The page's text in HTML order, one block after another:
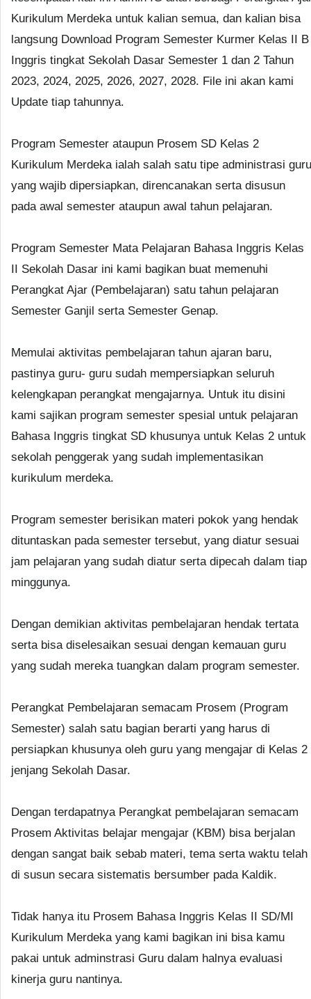
Kurikulum Merdeka untuk kalian semua, dan kalian bisa
langsung Download Program Semester Kurmer Kelas II B
Inggris tingkat Sekolah Dasar Semester 1 dan 2 Tahun
2023, 2024, 2025, 2026, 2027, 2028. File ini akan kami
Update tiap tahunnya.
Program Semester ataupun Prosem SD Kelas 2
Kurikulum Merdeka ialah salah satu tipe administrasi guru
yang wajib dipersiapkan, direncanakan serta disusun
pada awal semester ataupun awal tahun pelajaran.
Program Semester Mata Pelajaran Bahasa Inggris Kelas
II Sekolah Dasar ini kami bagikan buat memenuhi
Perangkat Ajar (Pembelajaran) satu tahun pelajaran
Semester Ganjil serta Semester Genap.
Memulai aktivitas pembelajaran tahun ajaran baru,
pastinya guru- guru sudah mempersiapkan seluruh
kelengkapan perangkat mengajarnya. Untuk itu disini
kami sajikan program semester spesial untuk pelajaran
Bahasa Inggris tingkat SD khusunya untuk Kelas 2 untuk
sekolah penggerak yang sudah implementasikan
kurikulum merdeka.
Program semester berisikan materi pokok yang hendak
dituntaskan pada semester tersebut, yang diatur sesuai
jam pelajaran yang sudah diatur serta dipecah dalam tiap
minggunya.
Dengan demikian aktivitas pembelajaran hendak tertata
serta bisa diselesaikan sesuai dengan kemauan guru
yang sudah mereka tuangkan dalam program semester.
Perangkat Pembelajaran semacam Prosem (Program
Semester) salah satu bagian berarti yang harus di
persiapkan khusunya oleh guru yang mengajar di Kelas 2
jenjang Sekolah Dasar.
Dengan terdapatnya Perangkat pembelajaran semacam
Prosem Aktivitas belajar mengajar (KBM) bisa berjalan
dengan sangat baik sebab materi, tema serta waktu telah
di susun secara sistematis bersumber pada Kaldik.
Tidak hanya itu Prosem Bahasa Inggris Kelas II SD/MI
Kurikulum Merdeka yang kami bagikan ini bisa kamu
pakai untuk adminstrasi Guru dalam halnya evaluasi
kinerja guru nantinya.